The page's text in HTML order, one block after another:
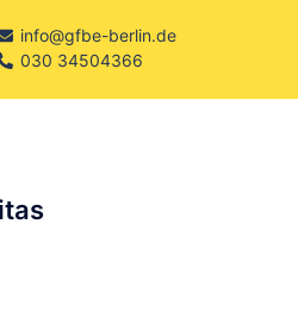
info@gfbe-berlin.de
030 34504366